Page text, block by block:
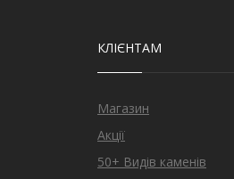
КЛІЄНТАМ
Магазин
Акції
50+ Видів каменів